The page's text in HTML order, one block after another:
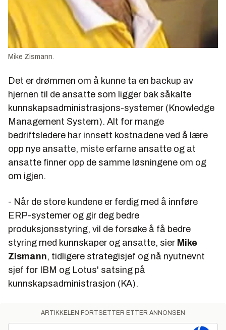
Mike Zismann.
Det er drømmen om å kunne ta en backup av
hjernen til de ansatte som ligger bak såkalte
kunnskapsadministrasjons-systemer (Knowledge
Management System). Alt for mange
bedriftsledere har innsett kostnadene ved å lære
opp nye ansatte, miste erfarne ansatte og at
ansatte finner opp de samme løsningene om og
om igjen.
- Når de store kundene er ferdig med å innføre
ERP-systemer og gir deg bedre
produksjonsstyring, vil de forsøke å få bedre
styring med kunnskaper og ansatte, sier Mike
Zismann, tidligere strategisjef og nå nyutnevnt
sjef for IBM og Lotus' satsing på
kunnskapsadministrasjon (KA).
ARTIKKELEN FORTSETTER ETTER ANNONSEN